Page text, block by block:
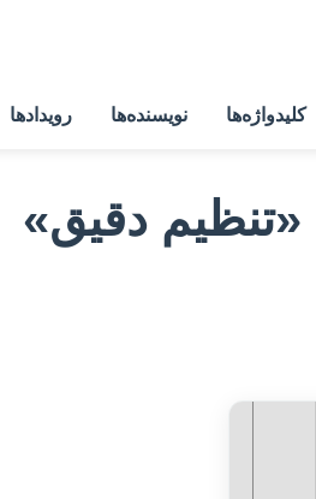
کلیدواژه‌ها نویسنده‌ها رویدادها
«تنظیم دقیق»